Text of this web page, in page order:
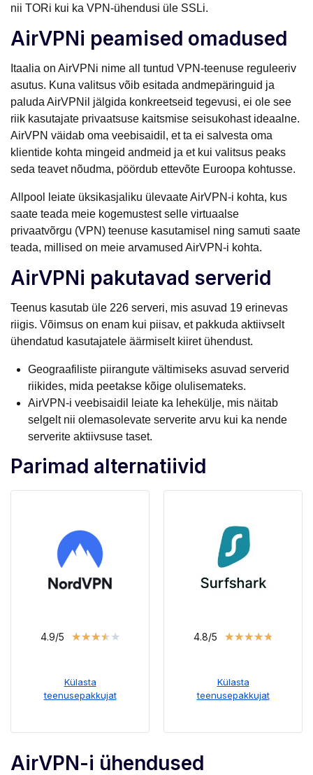
nii TORi kui ka VPN-ühendusi üle SSLi.
AirVPNi peamised omadused
Itaalia on AirVPNi nime all tuntud VPN-teenuse reguleeriv
asutus. Kuna valitsus võib esitada andmepäringuid ja
paluda AirVPNil jälgida konkreetseid tegevusi, ei ole see
riik kasutajate privaatsuse kaitsmise seisukohast ideaalne.
AirVPN väidab oma veebisaidil, et ta ei salvesta oma
klientide kohta mingeid andmeid ja et kui valitsus peaks
seda teavet nõudma, pöördub ettevõte Euroopa kohtusse.
Allpool leiate üksikasjaliku ülevaate AirVPN-i kohta, kus
saate teada meie kogemustest selle virtuaalse
privaatvõrgu (VPN) teenuse kasutamisel ning samuti saate
teada, millised on meie arvamused AirVPN-i kohta.
AirVPNi pakutavad serverid
Teenus kasutab üle 226 serveri, mis asuvad 19 erinevas
riigis. Võimsus on enam kui piisav, et pakkuda aktiivselt
ühendatud kasutajatele äärmiselt kiiret ühendust.
Geograafiliste piirangute vältimiseks asuvad serverid
riikides, mida peetakse kõige olulisemateks.
AirVPN-i veebisaidil leiate ka lehekülje, mis näitab
selgelt nii olemasolevate serverite arvu kui ka nende
serverite aktiivsuse taset.
Parimad alternatiivid
4.9/5 ★★★★★
Külasta
teenusepakkujat
4.8/5 ★★★★★
Külasta
teenusepakkujat
AirVPN-i ühendused